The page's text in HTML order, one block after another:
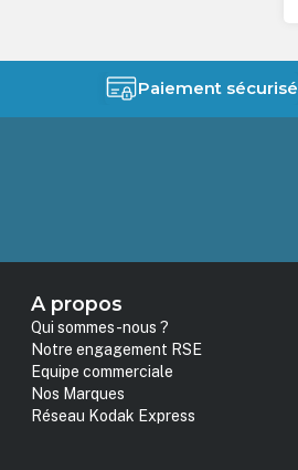
Paiement sécurisé
A propos
Qui sommes-nous ?
Notre engagement RSE
Equipe commerciale
Nos Marques
Réseau Kodak Express